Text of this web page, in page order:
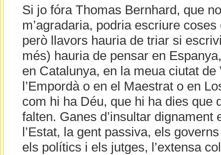
Si jo fóra Thomas Bernhard, que
m’agradaria, podria escriure
però llavors hauria de triar si
més) hauria de pensar en
en Catalunya, en la meua ciutat de
l’Empordà o en el Maestrat o en
com hi ha Déu, que hi ha dies que
falten. Ganes d’insultar dignament
l’Estat, la gent passiva, els
els polítics i els jutges, l’extensa